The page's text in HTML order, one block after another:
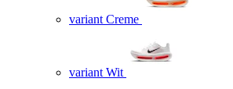
variant Creme
variant Wit